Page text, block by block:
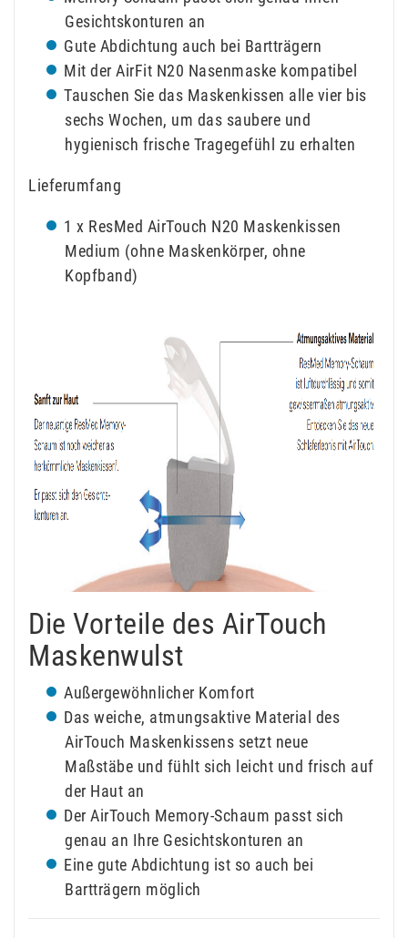
Gesichtskonturen an
Gute Abdichtung auch bei Bartträgern
Mit der AirFit N20 Nasenmaske kompatibel
Tauschen Sie das Maskenkissen alle vier bis
sechs Wochen, um das saubere und
hygienisch frische Tragegefühl zu erhalten
Lieferumfang
1 x ResMed AirTouch N20 Maskenkissen
Medium (ohne Maskenkörper, ohne
Kopfband)
Die Vorteile des AirTouch
Maskenwulst
Außergewöhnlicher Komfort
Das weiche, atmungsaktive Material des
AirTouch Maskenkissens setzt neue
Maßstäbe und fühlt sich leicht und frisch auf
der Haut an
Der AirTouch Memory-Schaum passt sich
genau an Ihre Gesichtskonturen an
Eine gute Abdichtung ist so auch bei
Bartträgern möglich